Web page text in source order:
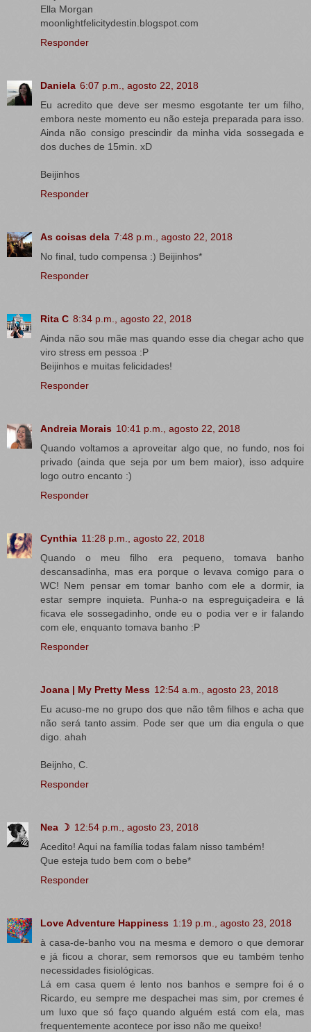
Ella Morgan
moonlightfelicitydestin.blogspot.com
Responder
Daniela 6:07 p.m., agosto 22, 2018
Eu acredito que deve ser mesmo esgotante ter um filho,
embora neste momento eu não esteja preparada para isso.
Ainda não consigo prescindir da minha vida sossegada e
dos duches de 15min. xD
Beijinhos
Responder
As coisas dela 7:48 p.m., agosto 22, 2018
No final, tudo compensa :) Beijinhos*
Responder
Rita C 8:34 p.m., agosto 22, 2018
Ainda não sou mãe mas quando esse dia chegar acho que
viro stress em pessoa :P
Beijinhos e muitas felicidades!
Responder
Andreia Morais 10:41 p.m., agosto 22, 2018
Quando voltamos a aproveitar algo que, no fundo, nos foi
privado (ainda que seja por um bem maior), isso adquire
logo outro encanto :)
Responder
Cynthia 11:28 p.m., agosto 22, 2018
Quando o meu filho era pequeno, tomava banho
descansadinha, mas era porque o levava comigo para o
WC! Nem pensar em tomar banho com ele a dormir, ia
estar sempre inquieta. Punha-o na espreguiçadeira e lá
ficava ele sossegadinho, onde eu o podia ver e ir falando
com ele, enquanto tomava banho :P
Responder
Joana | My Pretty Mess 12:54 a.m., agosto 23, 2018
Eu acuso-me no grupo dos que não têm filhos e acha que
não será tanto assim. Pode ser que um dia engula o que
digo. ahah
Beijnho, C.
Responder
Nea ☽ 12:54 p.m., agosto 23, 2018
Acedito! Aqui na família todas falam nisso também!
Que esteja tudo bem com o bebe*
Responder
Love Adventure Happiness 1:19 p.m., agosto 23, 2018
à casa-de-banho vou na mesma e demoro o que demorar
e já ficou a chorar, sem remorsos que eu também tenho
necessidades fisiológicas.
Lá em casa quem é lento nos banhos e sempre foi é o
Ricardo, eu sempre me despachei mas sim, por cremes é
um luxo que só faço quando alguém está com ela, mas
frequentemente acontece por isso não me queixo!